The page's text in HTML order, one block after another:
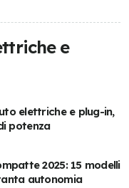
e
elettriche e plug-in,
potenza
2025: 15 modelli
autonomia